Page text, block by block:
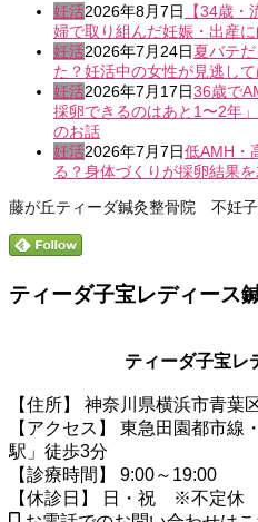
妊活2026年8月7日
【34歳
婦で取り組んだ妊娠・出産
妊活2026年7月24日夏バテ
た？妊活中の女性が見逃し
妊活2026年7月17日36歳で
採卵できるのはあと1〜2年
のお話
妊活2026年7月7日低AMH・
る？身体づくりが採卵結果
藤が丘ティーダ鍼灸整骨院 不妊
ティーダ子宝レディース
ティーダ子宝レ
【住所】 神奈川県横浜市青葉
【アクセス】 東急田園都市線
駅」徒歩3分
【診療時間】 9:00～19:00
【休診日】 日・祝 ※不定休